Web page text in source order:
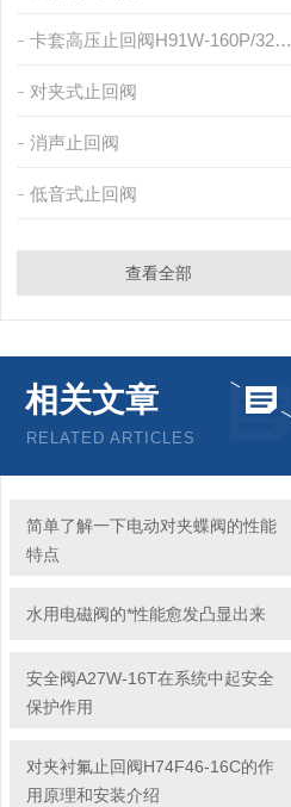
卡套高压止回阀H91W-160P/320P
对夹式止回阀
消声止回阀
低音式止回阀
查看全部
相关文章
RELATED ARTICLES
简单了解一下电动对夹蝶阀的性能
特点
水用电磁阀的*性能愈发凸显出来
安全阀A27W-16T在系统中起安全
保护作用
对夹衬氟止回阀H74F46-16C的作
用原理和安装介绍